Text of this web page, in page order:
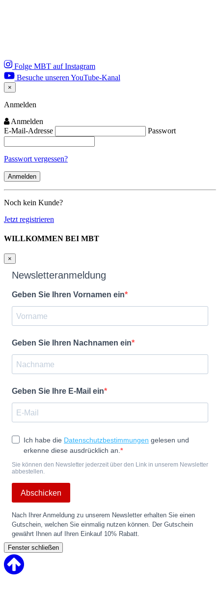
Folge MBT auf Instagram
Besuche unseren YouTube-Kanal
×
Close
Anmelden
Anmelden
E-Mail-Adresse
Passwort
Passwort vergessen?
Noch kein Kunde?
Jetzt registrieren
WILLKOMMEN BEI MBT
×
Newsletteranmeldung
Geben Sie Ihren Vornamen ein
Geben Sie Ihren Nachnamen ein
Geben Sie Ihre E-Mail ein
Ich habe die Datenschutzbestimmungen gelesen und
erkenne diese ausdrücklich an.
Sie können den Newsletter jederzeit über den Link in unserem Newsletter
abbestellen.
Abschicken
Nach Ihrer Anmeldung zu unserem Newsletter erhalten Sie einen
Gutschein, welchen Sie einmalig nutzen können. Der Gutschein
gewährt Ihnen auf Ihren Einkauf 10% Rabatt.
Fenster schließen
to